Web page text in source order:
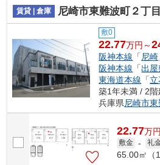
賃貸 | 倉庫 尼崎市東難波町２丁
敷0
22.77万円～
阪神本線 「 尼崎
阪神本線 「出屋
東海道本線 「
築1年未満 / 2階
兵庫県尼崎市東
22.77万円
敷金 - 礼
65.00㎡（